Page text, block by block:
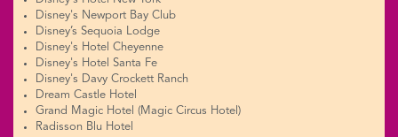
Disney's Newport Bay Club
Disney’s Sequoia Lodge
Disney's Hotel Cheyenne
Disney's Hotel Santa Fe
Disney's Davy Crockett Ranch
Dream Castle Hotel
Grand Magic Hotel (Magic Circus Hotel)
Radisson Blu Hotel